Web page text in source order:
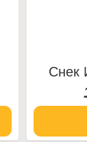
Снек